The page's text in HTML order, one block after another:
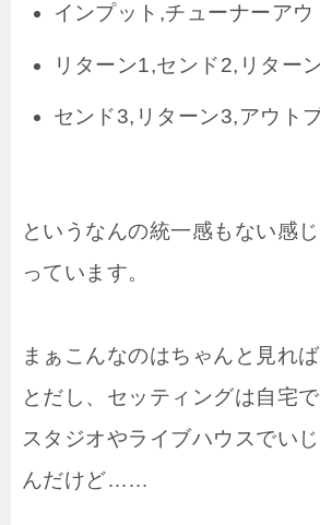
インプット,チューナーア
リターン1,センド2,リター
センド3,リターン3,アウト
というなんの統一感もない感
っています。
まぁこんなのはちゃんと見れ
とだし、セッティングは自宅
スタジオやライブハウスでい
んだけど……